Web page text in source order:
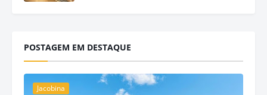
POSTAGEM EM DESTAQUE
Jacobina